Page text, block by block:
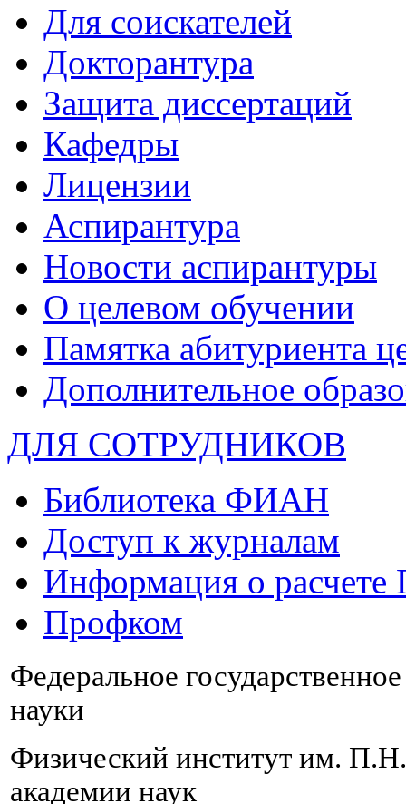
Для соискателей
Докторантура
Защита диссертаций
Кафедры
Лицензии
Аспирантура
Новости аспирантуры
О целевом обучении
Памятка абитуриента
Дополнительное
ДЛЯ СОТРУДНИКОВ
Библиотека ФИАН
Доступ к журналам
Информация о
Профком
Федеральное
науки
Физический институт им.
академии наук